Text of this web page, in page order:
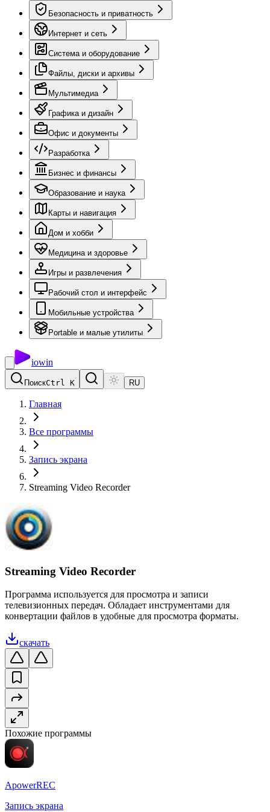
Безопасность и приватность
Интернет и сеть
Система и оборудование
Файлы, диски и архивы
Мультимедиа
Графика и дизайн
Офис и документы
Разработка
Бизнес и финансы
Образование и наука
Карты и навигация
Дом и хобби
Медицина и здоровье
Игры и развлечения
Рабочий стол и интерфейс
Мобильные устройства
Portable и малые утилиты
iowin
ПоискCtrl K RU
Главная
Все программы
Запись экрана
Streaming Video Recorder
Streaming Video Recorder
Программа используется для просмотра и записи
телевизионных передач. Обладает инструментами для
конвертации файлов в удобные для просмотра форматы.
скачать
Похожие программы
ApowerREC
Запись экрана